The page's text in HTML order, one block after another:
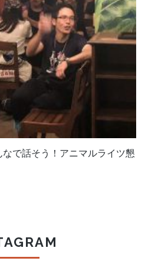
で話そう！アニマルライツ懇